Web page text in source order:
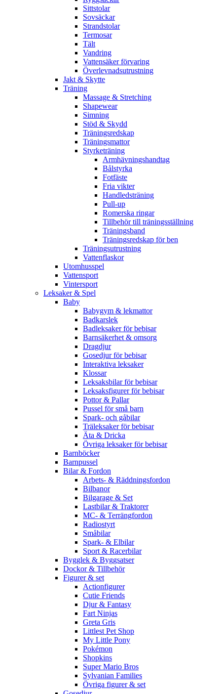
Sittstolar
Sovsäckar
Strandstolar
Termosar
Tält
Vandring
Vattensäker förvaring
Överlevnadsutrustning
Jakt & Skytte
Träning
Massage & Stretching
Shapewear
Simning
Stöd & Skydd
Träningsredskap
Träningsmattor
Styrketräning
Armhävningshandtag
Bålstyrka
Fotfäste
Fria vikter
Handledsträning
Pull-up
Romerska ringar
Tillbehör till träningsställning
Träningsband
Träningsredskap för ben
Träningsutrustning
Vattenflaskor
Utomhusspel
Vattensport
Vintersport
Leksaker & Spel
Baby
Babygym & lekmattor
Badkarslek
Badleksaker för bebisar
Barnsäkerhet & omsorg
Dragdjur
Gosedjur för bebisar
Interaktiva leksaker
Klossar
Leksaksbilar för bebisar
Leksaksfigurer för bebisar
Pottor & Pallar
Pussel för små barn
Spark- och gåbilar
Träleksaker för bebisar
Äta & Dricka
Övriga leksaker för bebisar
Barnböcker
Barnpussel
Bilar & Fordon
Arbets- & Räddningsfordon
Bilbanor
Bilgarage & Set
Lastbilar & Traktorer
MC- & Terrängfordon
Radiostyrt
Småbilar
Spark- & Elbilar
Sport & Racerbilar
Bygglek & Byggsatser
Dockor & Tillbehör
Figurer & set
Actionfigurer
Cutie Friends
Djur & Fantasy
Fart Ninjas
Greta Gris
Littlest Pet Shop
My Little Pony
Pokémon
Shopkins
Super Mario Bros
Sylvanian Families
Övriga figurer & set